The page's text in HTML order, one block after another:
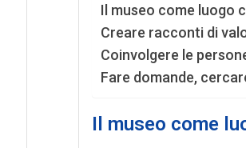
Il museo come luogo
Creare racconti di
Coinvolgere le
Fare domande,
Il museo come